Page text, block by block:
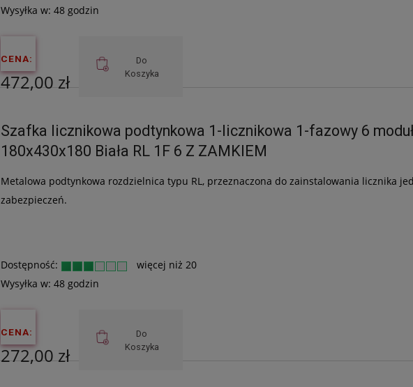
Wysyłka w: 48 godzin
CENA:
472,00 zł
383,74 zł
Do
Koszyka
Szafka licznikowa podtynkowa 1-licznikowa 1-fazowy 6
180x430x180 Biała RL 1F 6 Z ZAMKIEM
Metalowa podtynkowa rozdzielnica typu RL, przeznaczona do zainstalowania licznika
zabezpieczeń.
Dostępność:
więcej niż 20
Wysyłka w: 48 godzin
CENA:
272,00 zł
Do
Koszyka